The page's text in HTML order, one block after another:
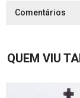
Comentários
QUEM VIU